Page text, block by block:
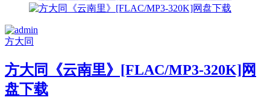
方大同
方大同《云南里》[FLAC/MP3-320K]网
盘下载